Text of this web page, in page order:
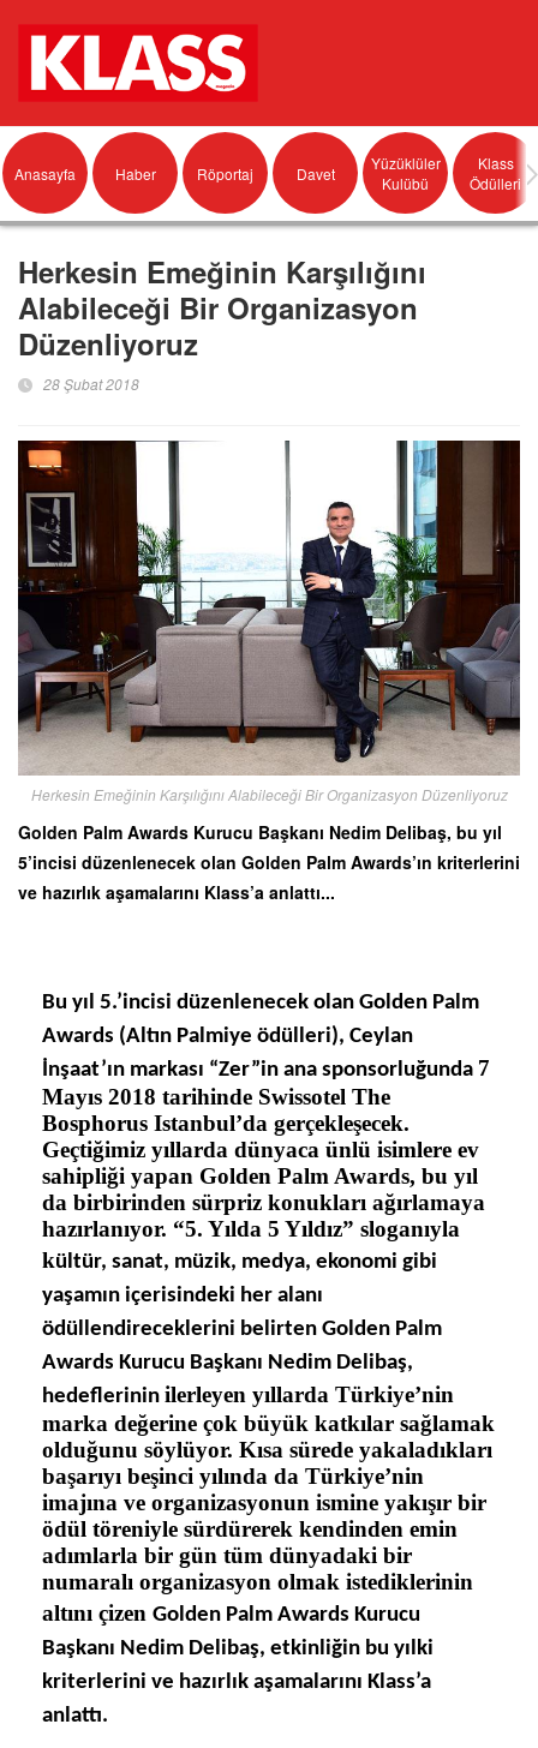
Anasayfa Haber Röportaj Davet
Yüzüklüler
Kulübü
Klass
Ödülleri
Herkesin Emeğinin Karşılığını
Alabileceği Bir Organizasyon
Düzenliyoruz
28 Şubat 2018
Herkesin Emeğinin Karşılığını Alabileceği Bir Organizasyon Düzenliyoruz
Golden Palm Awards Kurucu Başkanı Nedim Delibaş, bu yıl
5’incisi düzenlenecek olan Golden Palm Awards’ın kriterlerini
ve hazırlık aşamalarını Klass’a anlattı...
Bu yıl 5.’incisi düzenlenecek olan Golden Palm
Awards (Altın Palmiye ödülleri), Ceylan
İnşaat’ın markası “Zer”in ana sponsorluğunda 7
Mayıs 2018 tarihinde Swissotel The
Bosphorus Istanbul’da gerçekleşecek.
Geçtiğimiz yıllarda dünyaca ünlü isimlere ev
sahipliği yapan Golden Palm Awards, bu yıl
da birbirinden sürpriz konukları ağırlamaya
hazırlanıyor. “5. Yılda 5 Yıldız” sloganıyla
kültür, sanat, müzik, medya, ekonomi gibi
yaşamın içerisindeki her alanı
ödüllendireceklerini belirten Golden Palm
Awards Kurucu Başkanı Nedim Delibaş,
hedeflerinin ilerleyen yıllarda Türkiye’nin
marka değerine çok büyük katkılar sağlamak
olduğunu söylüyor. Kısa sürede yakaladıkları
başarıyı beşinci yılında da Türkiye’nin
imajına ve organizasyonun ismine yakışır bir
ödül töreniyle sürdürerek kendinden emin
adımlarla bir gün tüm dünyadaki bir
numaralı organizasyon olmak istediklerinin
altını çizen Golden Palm Awards Kurucu
Başkanı Nedim Delibaş, etkinliğin bu yılki
kriterlerini ve hazırlık aşamalarını Klass’a
anlattı.